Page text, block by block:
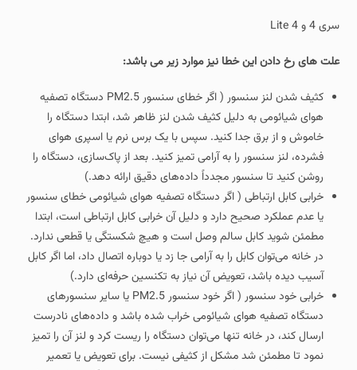
سری 4 و 4 Lite
علت های رخ دادن این خطا نیز موارد زیر می باشد:
کثیف شدن لنز سنسور ( اگر خطای سنسور PM2.5 دستگاه تصفیه
هوای شیائومی به دلیل کثیف شدن لنز ظاهر شد، ابتدا دستگاه را
خاموش و از برق جدا کنید. سپس با یک برس نرم یا اسپری هوای
فشرده، لنز سنسور را به آرامی تمیز کنید. بعد از پاک‌سازی، دستگاه را
روشن کنید تا سنسور مجدداً داده‌های دقیق ارائه دهد.)
خرابی کابل ارتباطی ( اگر دستگاه تصفیه هوای شیائومی خطای سنسور
یا عدم عملکرد صحیح دارد و دلیل آن خرابی کابل ارتباطی است، ابتدا
مطمئن شوید کابل سالم وصل است و هیچ شکستگی یا قطعی ندارد.
در خانه می‌توان کابل را به آرامی جا زد یا دوباره اتصال داد، اما اگر کابل
آسیب دیده باشد، تعویض آن نیاز به تکنسین حرفه‌ای دارد.)
خرابی خود سنسور ( اگر خود سنسور PM2.5 یا سایر سنسورهای
دستگاه تصفیه هوای شیائومی خراب شده باشد و داده‌های نادرست
ارسال کند، در خانه تنها می‌توان دستگاه را ریست کرد و لنز آن را تمیز
نمود تا مطمئن شد مشکل از کثیفی نیست. برای تعویض یا تعمیر